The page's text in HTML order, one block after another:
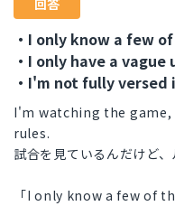
回答
・I only know a few
・I only have a
・I'm not fully versed
I'm watching the
rules.
試合を見ているんだけど
「I only know a few of